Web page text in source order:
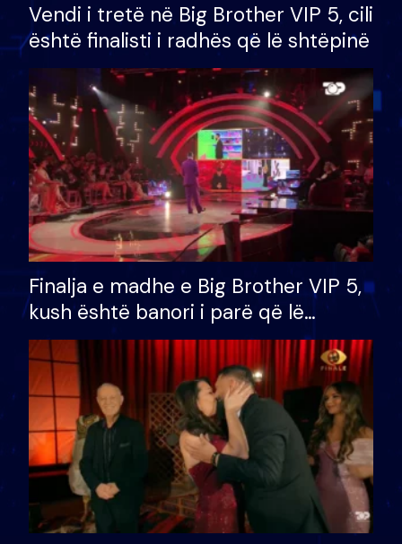
Vendi i tretë në Big Brother VIP 5, cili
është finalisti i radhës që lë shtëpinë
Finalja e madhe e Big Brother VIP 5,
kush është banori i parë që lë
shtëpinë dhe humb mundësinë për
të fituar çmimin e madh